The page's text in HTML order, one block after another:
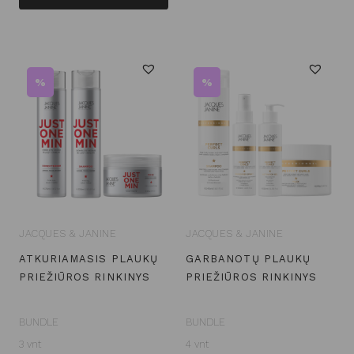
%
JACQUES & JANINE
ATKURIAMASIS PLAUKŲ
PRIEŽIŪROS RINKINYS
BUNDLE
3 vnt
%
JACQUES & JANINE
GARBANOTŲ PLAUKŲ
PRIEŽIŪROS RINKINYS
BUNDLE
4 vnt